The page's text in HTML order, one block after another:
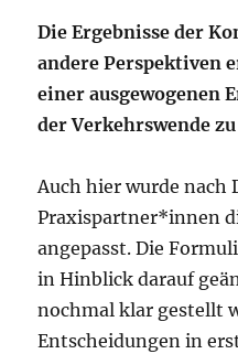
Die Ergebnisse der
andere Perspektiven
einer ausgewogenen
der Verkehrswende
Auch hier wurde nach
Praxispartner*innen
angepasst. Die
in Hinblick darauf
nochmal klar gestellt
Entscheidungen in